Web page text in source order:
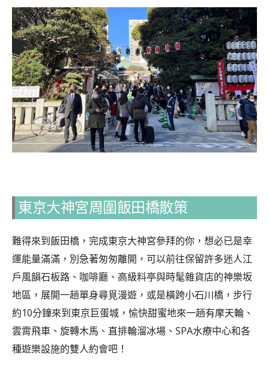
東京大神宮周圍飯田橋散策
難得來到飯田橋，完成東京大神宮參拜的你，想必已是幸
運能量滿滿，別急著匆匆離開，可以前往保留許多迷人江
戶風韻石板路、咖啡廳、高級料亭與時髦雜貨店的神樂坂
地區，展開一趟單身尋覓漫遊，或是橫跨小石川橋，步行
約10分鐘來到東京巨蛋城，愉快甜蜜地來一趟有摩天輪、
雲霄飛車、旋轉木馬、直排輪溜冰場、SPA水療中心和各
種遊樂設施的雙人約會吧！